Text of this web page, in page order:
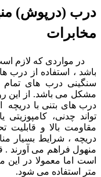
درب (درپوش)
مخابرات
در مواردی که لازم
باشد ، استفاده از درب
سنگینی درب های تمام
مشکل می باشد. از این
درب های بتنی با
تواند چدنی،
مقاومت بالا و قابلیت
دریچه ، شرایط بسیار
منهول فراهم می آورند
متر استفاده می شود.